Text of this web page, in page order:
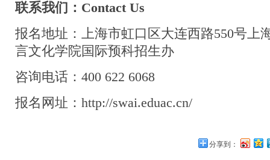
联系我们：Contact Us
报名地址：上海市虹口区大连西路550号上
言文化学院国际预科招生办
咨询电话：400 622 6068
报名网址： http://swai.eduac.cn/
分享到：